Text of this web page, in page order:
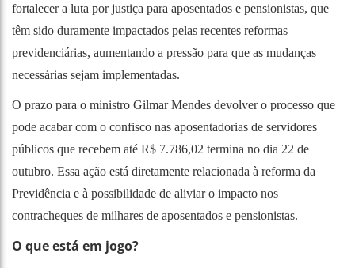
fortalecer a luta por justiça para aposentados e pensionistas, que
têm sido duramente impactados pelas recentes reformas
previdenciárias, aumentando a pressão para que as mudanças
necessárias sejam implementadas.
O prazo para o ministro Gilmar Mendes devolver o processo que
pode acabar com o confisco nas aposentadorias de servidores
públicos que recebem até R$ 7.786,02 termina no dia 22 de
outubro. Essa ação está diretamente relacionada à reforma da
Previdência e à possibilidade de aliviar o impacto nos
contracheques de milhares de aposentados e pensionistas.
O que está em jogo?